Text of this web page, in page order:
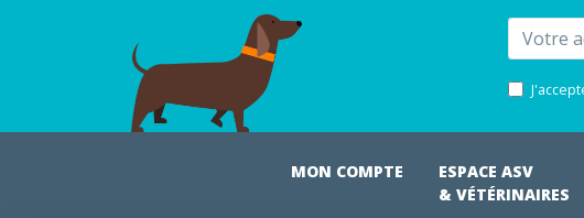
Email
MON COMPTE
ESPACE ASV
& VÉTÉRINAIRES